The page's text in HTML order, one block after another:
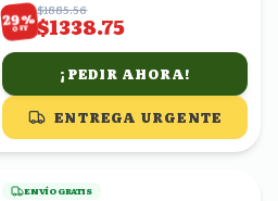
29%
OFF
$1885.56
$1338.75
¡PEDIR AHORA!
ENTREGA URGENTE
ENVÍO GRATIS